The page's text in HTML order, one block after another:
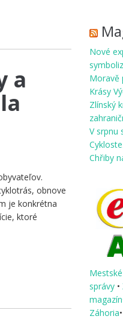
a
obnove
je konkrétna
ktoré
Nové
Moravě
Krásy
Zlínský
V srpnu
Chřiby
správy •
magazín
Záhoria•